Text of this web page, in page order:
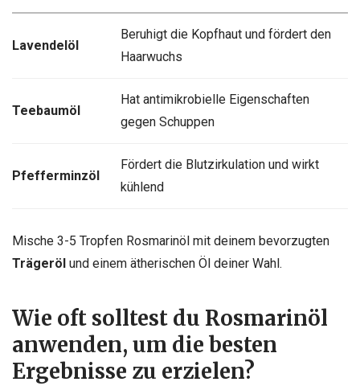
Lavendelöl
Beruhigt die Kopfhaut und fördert den
Haarwuchs
Teebaumöl
Hat antimikrobielle Eigenschaften
gegen Schuppen
Pfefferminzöl
Fördert die Blutzirkulation und wirkt
kühlend
Mische 3-5 Tropfen Rosmarinöl mit deinem bevorzugten
Trägeröl und einem ätherischen Öl deiner Wahl.
Wie oft solltest du Rosmarinöl
anwenden, um die besten
Ergebnisse zu erzielen?